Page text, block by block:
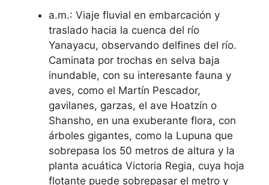
a.m.: Viaje fluvial en embarcación y
traslado hacia la cuenca del río
Yanayacu, observando delfines del río.
Caminata por trochas en selva baja
inundable, con su interesante fauna y
aves, como el Martín Pescador,
gavilanes, garzas, el ave Hoatzín o
Shansho, en una exuberante flora, con
árboles gigantes, como la Lupuna que
sobrepasa los 50 metros de altura y la
planta acuática Victoria Regia, cuya hoja
flotante puede sobrepasar el metro y